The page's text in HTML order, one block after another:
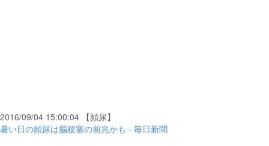
2016/09/04 15:00:04 【頻尿】
暑い日の頻尿は脳梗塞の前兆かも - 毎日新聞